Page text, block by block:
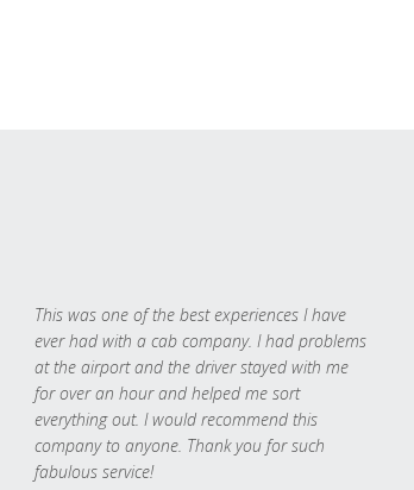
This was one of the best experiences I have
ever had with a cab company. I had problems
at the airport and the driver stayed with me
for over an hour and helped me sort
everything out. I would recommend this
company to anyone. Thank you for such
fabulous service!